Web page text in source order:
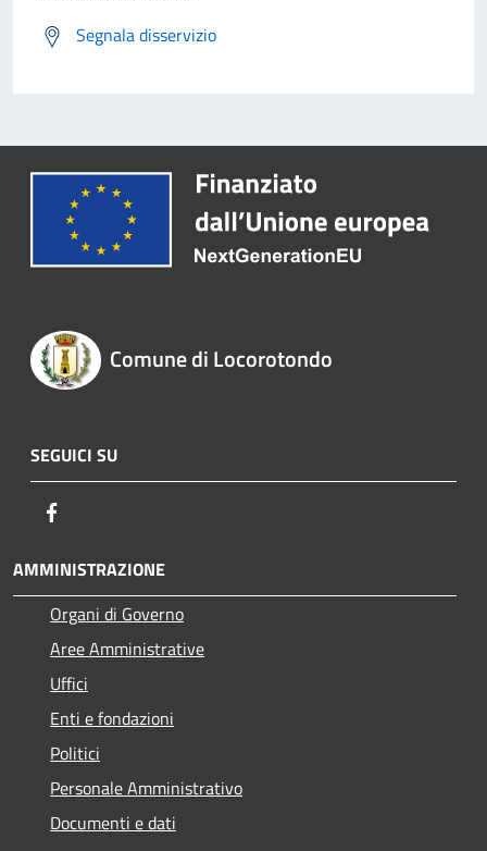
Segnala disservizio
Comune di Locorotondo
SEGUICI SU
AMMINISTRAZIONE
Organi di Governo
Aree Amministrative
Uffici
Enti e fondazioni
Politici
Personale Amministrativo
Documenti e dati